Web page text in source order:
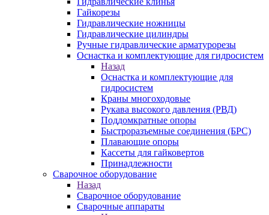
Гайкорезы
Гидравлические ножницы
Гидравлические цилиндры
Ручные гидравлические арматурорезы
Оснастка и комплектующие для гидросистем
Назад
Оснастка и комплектующие для
гидросистем
Краны многоходовые
Рукава высокого давления (РВД)
Поддомкратные опоры
Быстроразъемные соединения (БРС)
Плавающие опоры
Кассеты для гайковертов
Принадлежности
Сварочное оборудование
Назад
Сварочное оборудование
Сварочные аппараты